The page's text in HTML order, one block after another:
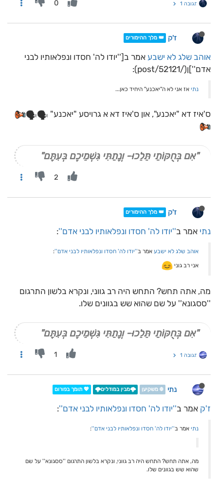
תגובה 1 0
ז'ק 👑 מלך ההימורים
אוהב שלג לא ישבע אמר ב[''יודו לה' חסדו ונפלאותיו לבני
אדם'']ן(/post/52121):
נתי אז אני לא ה"יאכנע" היחיד כאן...
ס'איז דא "יאכנע", און ס'איז דא א גרויסע "יאכנע"
"אִם בְּחֻקּוֹתַי תֵּלֵכוּ- וְנָתַתִּי גִּשְׁמֵיכֶם בְּעִתָּם"
2
ז'ק 👑 מלך ההימורים
נתי אמר ב''יודו לה' חסדו ונפלאותיו לבני אדם'':
אוהב שלג לא ישבע אמר ב''יודו לה' חסדו ונפלאותיו לבני אדם'':
אני רב גוני
מה, אתה תחש? התחש היה רב גווני, ונקרא בלשון התרגום
''ססגונא'' על שם שהוא שש בגוונים שלו.
"אִם בְּחֻקּוֹתַי תֵּלֵכוּ- וְנָתַתִּי גִּשְׁמֵיכֶם בְּעִתָּם"
תגובה 1 1
נתי ❄️ משקיען 🌩️מבין במודלים🌩️ 💖 תומך בפורום
ז'ק אמר ב''יודו לה' חסדו ונפלאותיו לבני אדם'':
נתי אמר ב''יודו לה' חסדו ונפלאותיו לבני אדם'':
מה, אתה תחש? התחש היה רב גווני, ונקרא בלשון התרגום ''ססגונא'' על שם
שהוא שש בגוונים שלו.